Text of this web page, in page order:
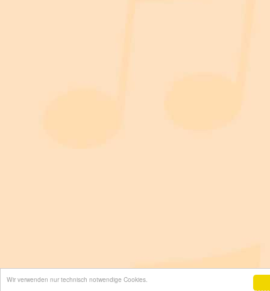
Wir verwenden nur technisch notwendige Cookies.